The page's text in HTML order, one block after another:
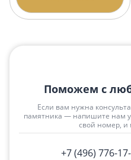
Поможем с
Если вам нужна
памятника — напишите нам
свой номер,
+7 (496) 776-